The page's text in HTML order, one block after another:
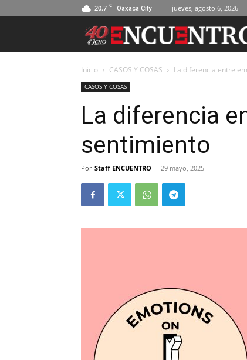
20.7 C Oaxaca City jueves, agosto 6, 2026
Inicio CASOS Y COSAS La diferencia entre
CASOS Y COSAS
La diferencia
sentimiento
Por Staff ENCUENTRO - 29 mayo, 2025